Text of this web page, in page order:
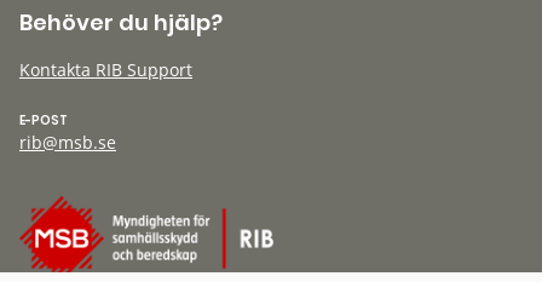
Behöver du hjälp?
Kontakta RIB Support
E-POST
rib@msb.se